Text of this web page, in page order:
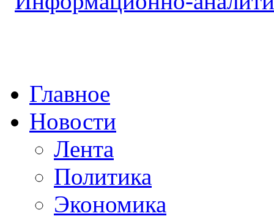
Главное
Новости
Лента
Политика
Экономика